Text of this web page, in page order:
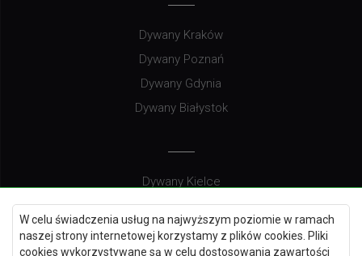
W celu świadczenia usług na najwyższym poziomie w ramach
naszej strony internetowej korzystamy z plików cookies. Pliki
cookies wykorzystywane są w celu dostosowania zawartości
Dywany Kraków
Dywany Poznań
Dywany Gdynia
Dywany Białystok
Dywany Kielce
Dywany Gdańsk
Dywany Toruń